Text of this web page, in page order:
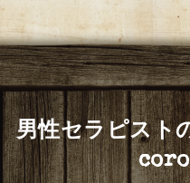
男性セラピスト